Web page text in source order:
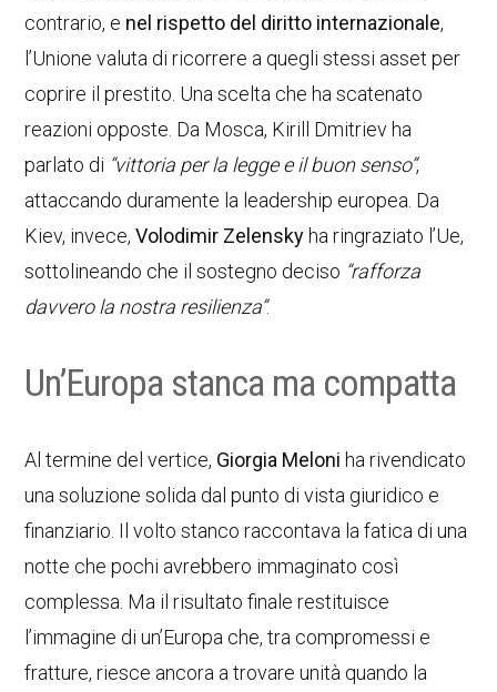
contrario, e nel rispetto del diritto internazionale,
l’Unione valuta di ricorrere a quegli stessi asset per
coprire il prestito. Una scelta che ha scatenato
reazioni opposte. Da Mosca, Kirill Dmitriev ha
parlato di “vittoria per la legge e il buon senso”,
attaccando duramente la leadership europea. Da
Kiev, invece,Volodimir Zelensky ha ringraziato l’Ue,
sottolineando che il sostegno deciso “rafforza
davvero la nostra resilienza”.
Un’Europa stanca ma compatta
Al termine del vertice, Giorgia Meloni ha rivendicato
una soluzione solida dal punto di vista giuridico e
finanziario. Il volto stanco raccontava la fatica di una
notte che pochi avrebbero immaginato così
complessa. Ma il risultato finale restituisce
l’immagine di un’Europa che, tra compromessi e
fratture, riesce ancora a trovare unità quando la